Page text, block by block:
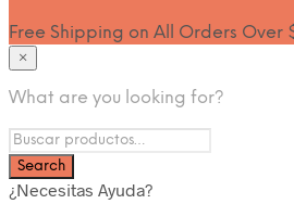
Free Shipping on All Orders Over
×
What are you looking for?
¿Necesitas Ayuda?